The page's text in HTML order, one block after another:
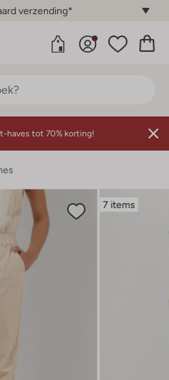
verzending*
haves tot 70% korting!
7 items